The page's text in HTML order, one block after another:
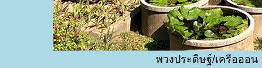
พวงประดิษฐ์/เครือออน